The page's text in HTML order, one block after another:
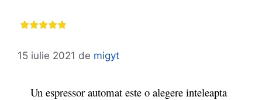
15 iulie 2021 de migyt
Un espressor automat este o alegere inteleapta